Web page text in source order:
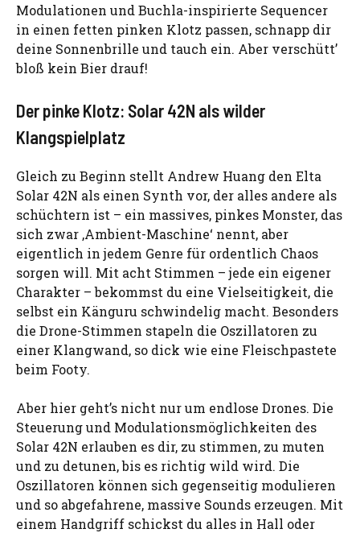
Modulationen und Buchla-inspirierte Sequencer
in einen fetten pinken Klotz passen, schnapp dir
deine Sonnenbrille und tauch ein. Aber verschütt’
bloß kein Bier drauf!
Der pinke Klotz: Solar 42N als wilder
Klangspielplatz
Gleich zu Beginn stellt Andrew Huang den Elta
Solar 42N als einen Synth vor, der alles andere als
schüchtern ist – ein massives, pinkes Monster, das
sich zwar ‚Ambient-Maschine‘ nennt, aber
eigentlich in jedem Genre für ordentlich Chaos
sorgen will. Mit acht Stimmen – jede ein eigener
Charakter – bekommst du eine Vielseitigkeit, die
selbst ein Känguru schwindelig macht. Besonders
die Drone-Stimmen stapeln die Oszillatoren zu
einer Klangwand, so dick wie eine Fleischpastete
beim Footy.
Aber hier geht’s nicht nur um endlose Drones. Die
Steuerung und Modulationsmöglichkeiten des
Solar 42N erlauben es dir, zu stimmen, zu muten
und zu detunen, bis es richtig wild wird. Die
Oszillatoren können sich gegenseitig modulieren
und so abgefahrene, massive Sounds erzeugen. Mit
einem Handgriff schickst du alles in Hall oder